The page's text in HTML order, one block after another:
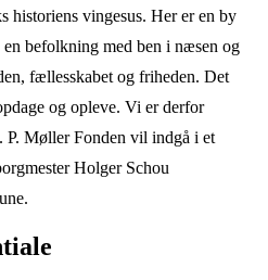
historiens vingesus. Her er en by
befolkning med ben i næsen og
fællesskabet og friheden. Det
og opleve. Vi er derfor
P. Møller Fonden vil indgå i et
Holger Schou